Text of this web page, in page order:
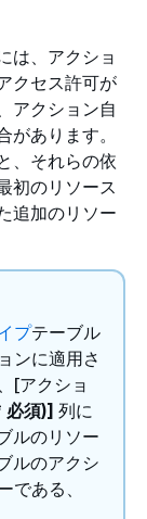
は、アクショ
クセス許可が
アクション自
あります。
、それらの依
初のリソース
追加のリソー
プテーブル
ンに適用さ
[アクショ
必須)] 列に
ルのリソー
ルのアクシ
である、